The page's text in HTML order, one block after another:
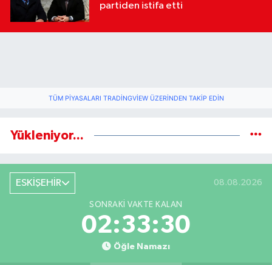
partiden istifa etti
TÜM PIYASALARI TRADINGVIEW ÜZERINDEN TAKIP EDIN
Yükleniyor...
ESKİŞEHİR 08.08.2026
SONRAKI VAKTE KALAN
02:33:29
Öğle Namazı